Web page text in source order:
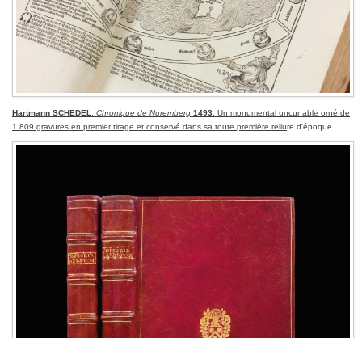
Hartmann SCHEDEL. Chronique de Nuremberg 1493. Un monumental uncunable orné de
1 809 gravures en premier tirage et conservé dans sa toute première reliure d'époque.